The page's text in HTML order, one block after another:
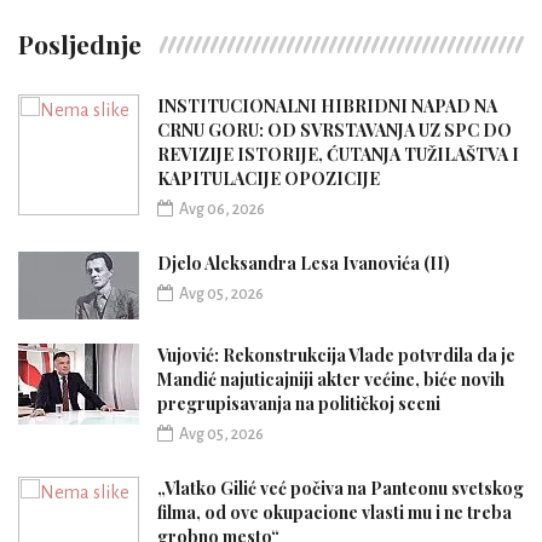
Posljednje
INSTITUCIONALNI HIBRIDNI NAPAD NA
CRNU GORU: OD SVRSTAVANJA UZ SPC DO
REVIZIJE ISTORIJE, ĆUTANJA TUŽILAŠTVA I
KAPITULACIJE OPOZICIJE
Avg 06, 2026
Djelo Aleksandra Lesa Ivanovića (II)
Avg 05, 2026
Vujović: Rekonstrukcija Vlade potvrdila da je
Mandić najuticajniji akter većine, biće novih
pregrupisavanja na političkoj sceni
Avg 05, 2026
„Vlatko Gilić već počiva na Panteonu svetskog
filma, od ove okupacione vlasti mu i ne treba
grobno mesto“